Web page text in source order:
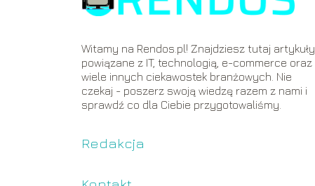
Witamy na Rendos.pl! Znajdziesz tutaj artykuły
powiązane z IT, technologią, e-commerce oraz
wiele innych ciekawostek branżowych. Nie
czekaj - poszerz swoją wiedzę razem z nami i
sprawdź co dla Ciebie przygotowaliśmy.
Redakcja